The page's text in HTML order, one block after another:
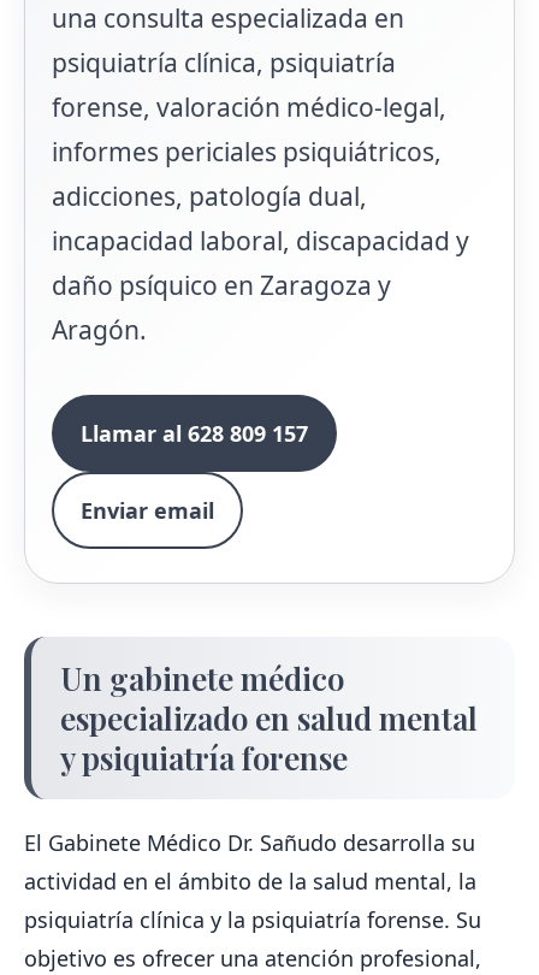
una consulta especializada en
psiquiatría clínica, psiquiatría
forense, valoración médico-legal,
informes periciales psiquiátricos,
adicciones, patología dual,
incapacidad laboral, discapacidad y
daño psíquico en Zaragoza y
Aragón.
Llamar al 628 809 157
Enviar email
Un gabinete médico
especializado en salud mental
y psiquiatría forense
El Gabinete Médico Dr. Sañudo desarrolla su
actividad en el ámbito de la salud mental, la
psiquiatría clínica y la psiquiatría forense. Su
objetivo es ofrecer una atención profesional,